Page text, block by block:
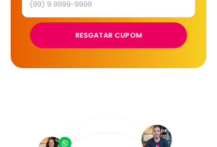
RESGATAR CUPOM